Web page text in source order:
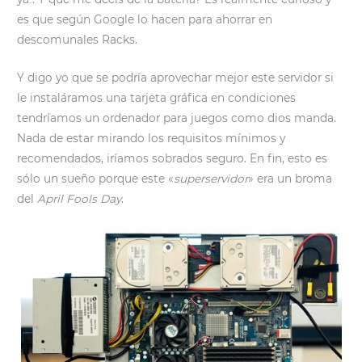
es que según Google lo hacen para ahorrar en
descomunales Racks.
Y digo yo que se podría aprovechar mejor este servidor si
le instaláramos una tarjeta gráfica en condiciones
tendríamos un ordenador para juegos como dios manda.
Nada de estar mirando los requisitos mínimos y
recomendados, iríamos sobrados seguro. En fin, esto es
sólo un sueño porque este «superservidor» era un broma
del April Fools Day.